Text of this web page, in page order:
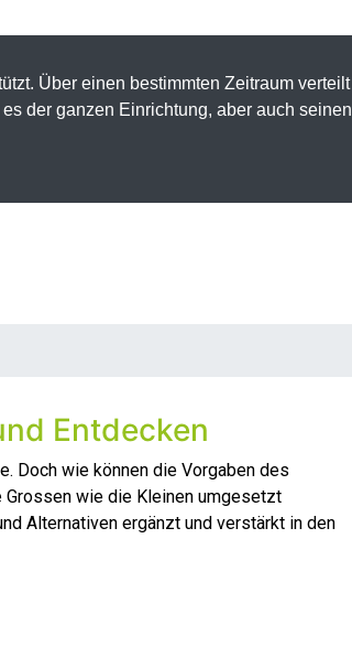
Über einen bestimmten Zeitraum verteilt
der ganzen Einrichtung, aber auch seinen
Entdecken
Doch wie können die Vorgaben des
Grossen wie die Kleinen umgesetzt
Alternativen ergänzt und verstärkt in den